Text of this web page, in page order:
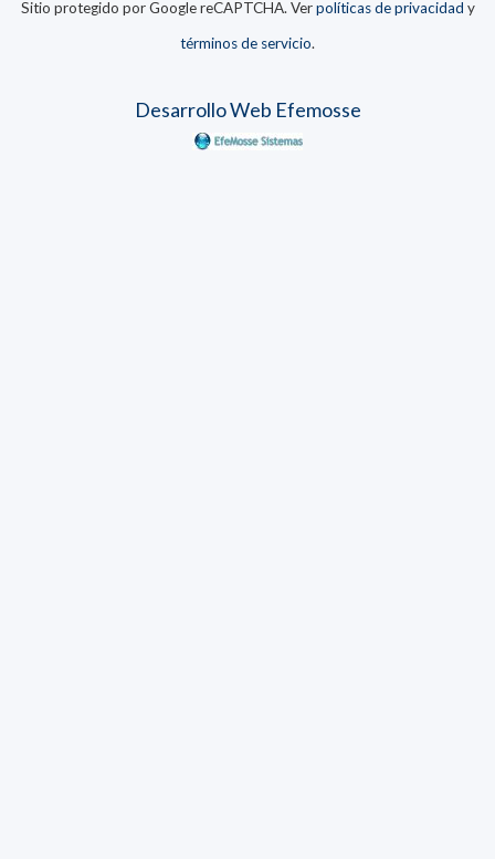
Sitio protegido por Google reCAPTCHA. Verpolíticas de privacidad y
términos de servicio.
Desarrollo Web Efemosse